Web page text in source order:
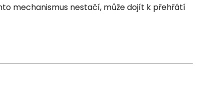
mechanismus nestačí, může dojít k přehřátí